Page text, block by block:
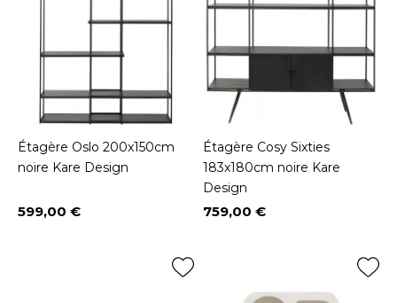
Étagère Oslo 200x150cm
noire Kare Design
Prix
599,00 €
Étagère Cosy Sixties
183x180cm noire Kare
Design
Prix
759,00 €